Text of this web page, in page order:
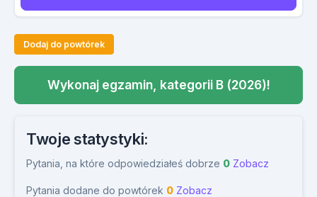
Dodaj do powtórek
Wykonaj egzamin, kategorii B (2026)!
Twoje statystyki:
Pytania, na które odpowiedziałeś dobrze 0 Zobacz
Pytania dodane do powtórek 0 Zobacz